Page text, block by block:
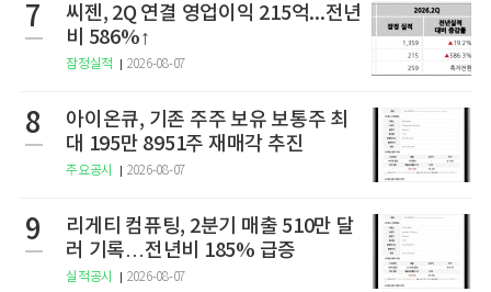
7
씨젠, 2Q 연결 영업이익 215억...전년
비 586%↑
잠정실적 2026-08-07
8
아이온큐, 기존 주주 보유 보통주 최
대 195만 8951주 재매각 추진
주요공시 2026-08-07
9
리게티 컴퓨팅, 2분기 매출 510만 달
러 기록…전년비 185% 급증
실적공시 2026-08-07